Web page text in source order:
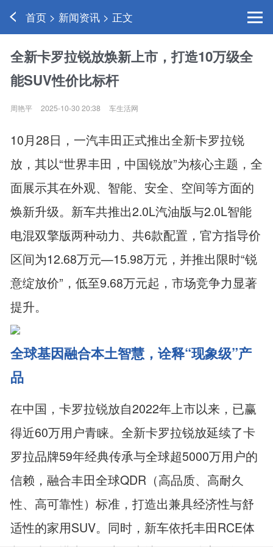
首页 > 新闻资讯 > 正文
全新卡罗拉锐放焕新上市，打造10万级全
能SUV性价比标杆
周艳平 2025-10-30 20:38 车生活网
10月28日，一汽丰田正式推出全新卡罗拉锐
放，其以“世界丰田，中国锐放”为核心主题，全
面展示其在外观、智能、安全、空间等方面的
焕新升级。新车共推出2.0L汽油版与2.0L智能
电混双擎版两种动力、共6款配置，官方指导价
区间为12.68万元—15.98万元，并推出限时“锐
意绽放价”，低至9.68万元起，市场竞争力显著
提升。
全球基因融合本土智慧，诠释“现象级”产
品
在中国，卡罗拉锐放自2022年上市以来，已赢
得近60万用户青睐。全新卡罗拉锐放延续了卡
罗拉品牌59年经典传承与全球超5000万用户的
信赖，融合丰田全球QDR（高品质、高耐久
性、高可靠性）标准，打造出兼具经济性与舒
适性的家用SUV。同时，新车依托丰田RCE体